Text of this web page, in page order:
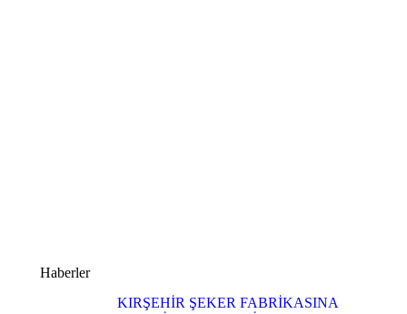
Haberler
KIRŞEHİR ŞEKER FABRİKASINA